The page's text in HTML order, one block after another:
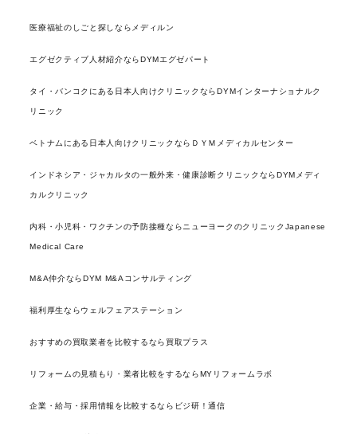
医療福祉のしごと探しならメディルン
エグゼクティブ人材紹介ならDYMエグゼパート
タイ・バンコクにある日本人向けクリニックならDYMインターナショナルク
リニック
ベトナムにある日本人向けクリニックならＤＹＭメディカルセンター
インドネシア・ジャカルタの一般外来・健康診断クリニックならDYMメディ
カルクリニック
内科・小児科・ワクチンの予防接種ならニューヨークのクリニックJapanese
Medical Care
M&A仲介ならDYM M&Aコンサルティング
福利厚生ならウェルフェアステーション
おすすめの買取業者を比較するなら買取プラス
リフォームの見積もり・業者比較をするならMYリフォームラボ
企業・給与・採用情報を比較するならビジ研！通信